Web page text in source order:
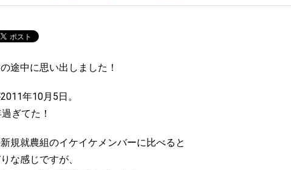
途中に思い出しました！
年10月5日。
ぎてた！
規就農組のイケイケメンバーに比べると
な感じですが、